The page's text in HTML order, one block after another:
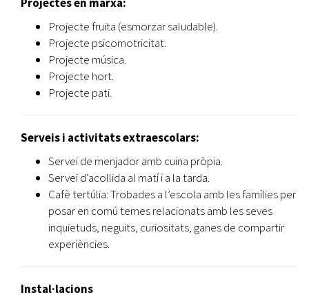
Projecte fruita (esmorzar saludable).
Projecte psicomotricitat.
Projecte música.
Projecte hort.
Projecte pati.
Serveis i activitats extraescolars:
Servei de menjador amb cuina pròpia.
Servei d’acollida al matí i a la tarda.
Cafè tertúlia: Trobades a l’escola amb les famílies per
posar en comú temes relacionats amb les seves
inquietuds, neguits, curiositats, ganes de compartir
experiències.
Instal·lacions